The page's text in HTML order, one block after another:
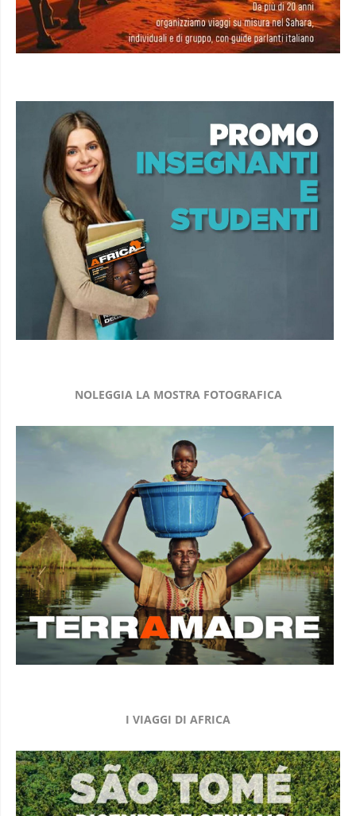
NOLEGGIA LA MOSTRA FOTOGRAFICA
I VIAGGI DI AFRICA